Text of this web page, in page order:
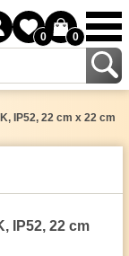
0 0
IP52, 22 cm x 22 cm
IP52, 22 cm